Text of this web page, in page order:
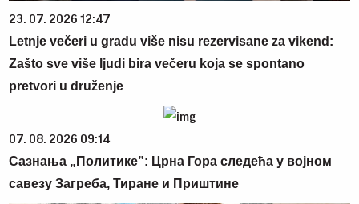
23. 07. 2026 12:47
Letnje večeri u gradu više nisu rezervisane za vikend:
Zašto sve više ljudi bira večeru koja se spontano
pretvori u druženje
07. 08. 2026 09:14
Сазнања „Политике”: Црна Гора следећа у војном
савезу Загреба, Тиране и Приштине